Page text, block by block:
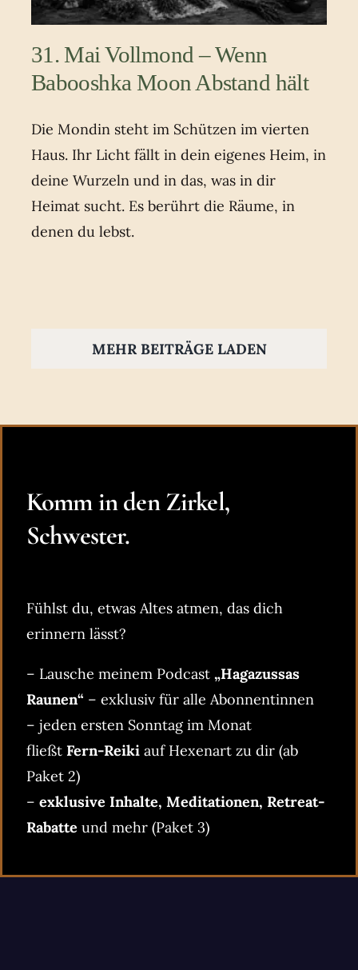
31. Mai Vollmond – Wenn
Babooshka Moon Abstand hält
Die Mondin steht im Schützen im vierten
Haus. Ihr Licht fällt in dein eigenes Heim, in
deine Wurzeln und in das, was in dir
Heimat sucht. Es berührt die Räume, in
denen du lebst.
MEHR BEITRÄGE LADEN
Komm in den Zirkel,
Schwester.
Fühlst du, etwas Altes atmen, das dich
erinnern lässt?
– Lausche meinem Podcast „Hagazussas
Raunen“ – exklusiv für alle Abonnentinnen
– jeden ersten Sonntag im Monat
fließt Fern-Reiki auf Hexenart zu dir (ab
Paket 2)
– exklusive Inhalte, Meditationen, Retreat-
Rabatte und mehr (Paket 3)